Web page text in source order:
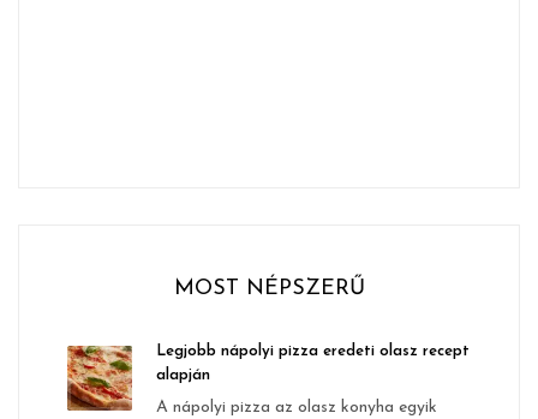
MOST NÉPSZERŰ
Legjobb nápolyi pizza eredeti olasz recept
alapján
A nápolyi pizza az olasz konyha egyik